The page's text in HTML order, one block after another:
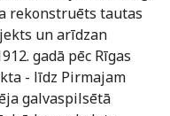
rekonstruēts tautas
un arīdzan
gadā pēc Rīgas
- līdz Pirmajam
galvaspilsētā